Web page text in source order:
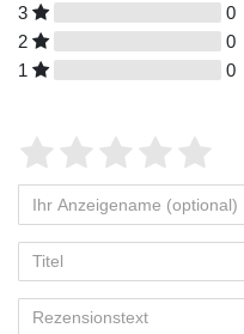
3
0
2
0
1
0